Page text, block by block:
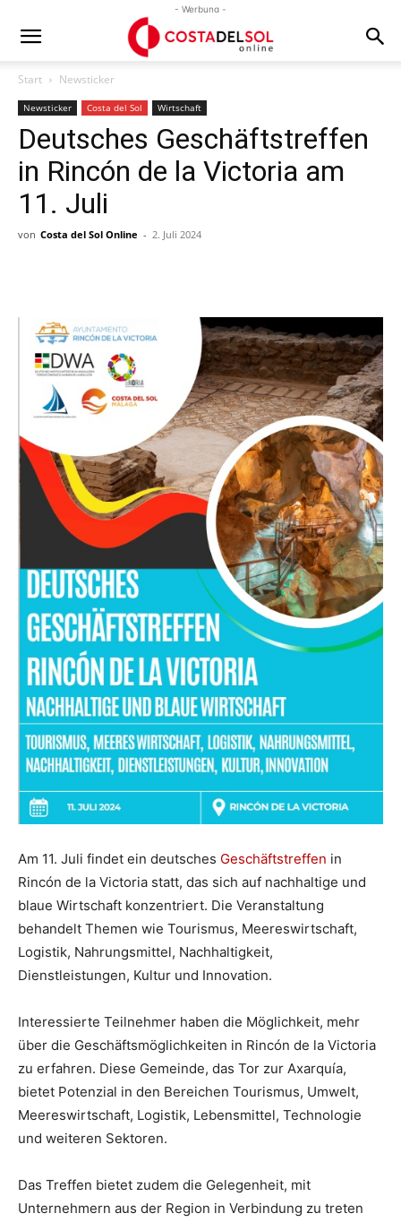
- Werbung -
Start Newsticker
Newsticker Costa del Sol Wirtschaft
Deutsches Geschäftstreffen
in Rincón de la Victoria am
11. Juli
von Costa del Sol Online - 2. Juli 2024
Am 11. Juli findet ein deutsches Geschäftstreffen in
Rincón de la Victoria statt, das sich auf nachhaltige und
blaue Wirtschaft konzentriert. Die Veranstaltung
behandelt Themen wie Tourismus, Meereswirtschaft,
Logistik, Nahrungsmittel, Nachhaltigkeit,
Dienstleistungen, Kultur und Innovation.
Interessierte Teilnehmer haben die Möglichkeit, mehr
über die Geschäftsmöglichkeiten in Rincón de la Victoria
zu erfahren. Diese Gemeinde, das Tor zur Axarquía,
bietet Potenzial in den Bereichen Tourismus, Umwelt,
Meereswirtschaft, Logistik, Lebensmittel, Technologie
und weiteren Sektoren.
Das Treffen bietet zudem die Gelegenheit, mit
Unternehmern aus der Region in Verbindung zu treten